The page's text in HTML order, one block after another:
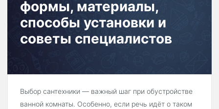
формы, материалы,
способы установки и
советы специалистов
Выбор сантехники — важный шаг при обустройстве
ванной комнаты. Особенно, если речь идёт о таком